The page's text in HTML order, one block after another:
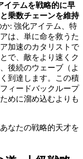
イテムを戦略的に早
乗数チェーンを維持
: 強化アイテム、特
は、単に命を救うた
加速のカタリストで
で、敵をより速くク
後続のウェーブ（よ
到達します。この積
ィードバックループ
めに溜め込むよりも
なたの戦略的天才を